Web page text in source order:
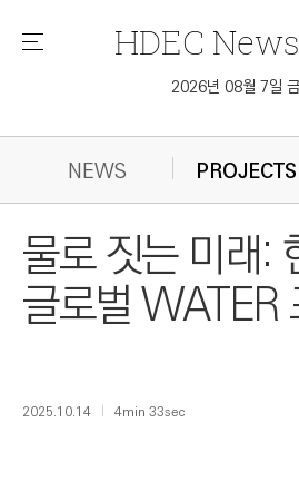
메
HDEC
2026년 08월 7일
NEWS PROJECTS
물로 짓는 미래:
글로벌 WATER
2025.10.14 4min 33sec